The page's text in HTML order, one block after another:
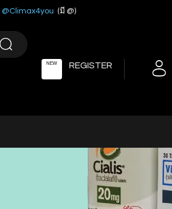
@Climax4you (มี @)
NEW REGISTER